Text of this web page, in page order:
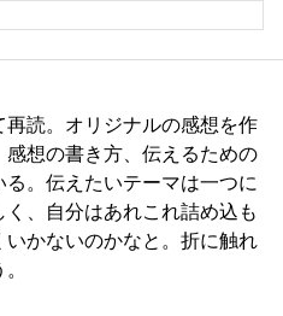
再読。オリジナルの感想を作
感想の書き方、伝えるための
。伝えたいテーマは一つに
、自分はあれこれ詰め込も
いかないのかなと。折に触れ